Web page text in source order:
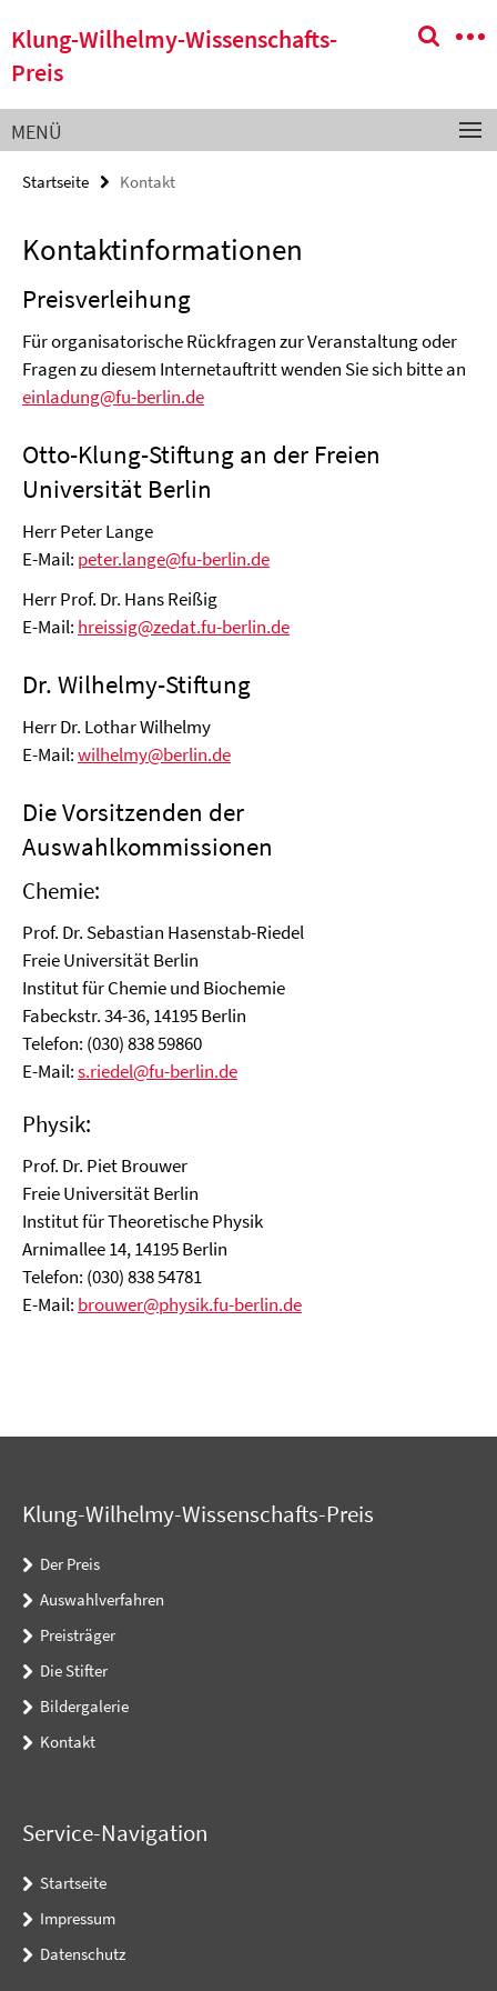
direkt
zu
Klung-Wilhelmy-Wissenschafts-
Preis
Service-
Navigation
MENÜ
Startseite Kontakt
Kontaktinformationen
Preisverleihung
Für organisatorische Rückfragen zur Veranstaltung oder
Fragen zu diesem Internetauftritt wenden Sie sich bitte an
einladung@fu-berlin.de
Otto-Klung-Stiftung an der Freien
Universität Berlin
Herr Peter Lange
E-Mail: peter.lange@fu-berlin.de
Herr Prof. Dr. Hans Reißig
E-Mail: hreissig@zedat.fu-berlin.de
Dr. Wilhelmy-Stiftung
Herr Dr. Lothar Wilhelmy
E-Mail:wilhelmy@berlin.de
Die Vorsitzenden der
Auswahlkommissionen
Chemie:
Prof. Dr. Sebastian Hasenstab-Riedel
Freie Universität Berlin
Institut für Chemie und Biochemie
Fabeckstr. 34-36, 14195 Berlin
Telefon: (030) 838 59860
E-Mail:s.riedel@fu-berlin.de
Physik:
Prof. Dr. Piet Brouwer
Freie Universität Berlin
Institut für Theoretische Physik
Arnimallee 14, 14195 Berlin
Telefon: (030) 838 54781
E-Mail: brouwer@physik.fu-berlin.de
Klung-Wilhelmy-Wissenschafts-Preis
Der Preis
Auswahlverfahren
Preisträger
Die Stifter
Bildergalerie
Kontakt
Service-Navigation
Startseite
Impressum
Datenschutz